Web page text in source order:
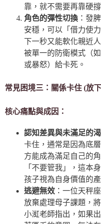
靠，就不需要再靠硬
角色的彈性切換 ：發
安穩，可以「借力使
下一秒又能軟化親近
被單一的防衛模式（
或暴怒）給卡死。
常見困境三：關係卡住 (放
核心痛點與成因：
認知差異與未滿足的
卡住，通常是因為底
方能成為滿足自己的
「不要管我」，這本
孩子視為自身價值的
逃避無效 ：一位天秤
放棄處理母子課題，
小渱老師指出，如果